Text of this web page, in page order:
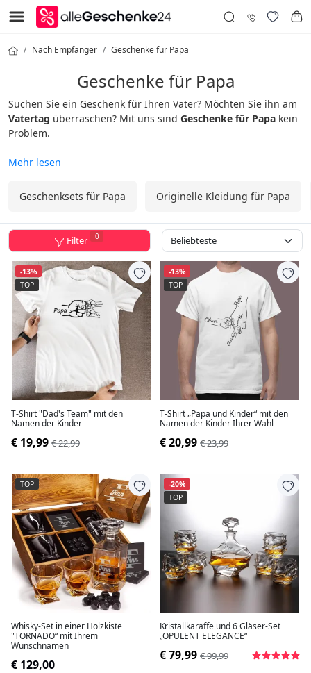
Nach Empfänger Geschenke für Papa
Geschenke für Papa
Suchen Sie ein Geschenk für Ihren Vater? Möchten Sie ihn am
Vatertag überraschen? Mit uns sind Geschenke für Papa kein
Problem.
In der Kategorie
geliebten Papa eine Freude zu machen und DANKE zu sagen!
Zeigen Sie Ihre Dankbarkeit und schenken Sie ihm ein
Geschenk, das er verdient.
Was könnte besser sein als ein
Mehr lesen
Geschenksets für Papa Originelle Kleidung für Papa
Filter 0
-13%
TOP
T-Shirt "Dad's Team" mit den
Namen der Kinder
€ 19,99 € 22,99
-13%
TOP
T-Shirt „Papa und Kinder“ mit den
Namen der Kinder Ihrer Wahl
€ 20,99 € 23,99
TOP
Whisky-Set in einer Holzkiste
"TORNADO“ mit Ihrem
Wunschnamen
€ 129,00
-20%
TOP
Kristallkaraffe und 6 Gläser-Set
„OPULENT ELEGANCE“
€ 79,99 € 99,99